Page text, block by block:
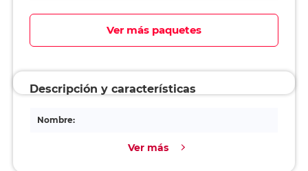
Ver más paquetes
Descripción y características
Nombre:
Ver más